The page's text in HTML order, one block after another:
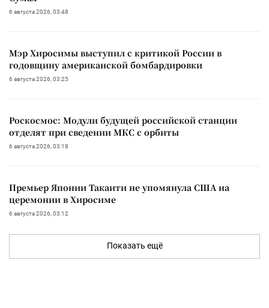
6 августа 2026, 03:48
Мэр Хиросимы выступил с критикой России в
годовщину американской бомбардировки
6 августа 2026, 03:25
Роскосмос: Модули будущей российской станции
отделят при сведении МКС с орбиты
6 августа 2026, 03:18
Премьер Японии Такаити не упомянула США на
церемонии в Хиросиме
6 августа 2026, 03:12
Показать ещё